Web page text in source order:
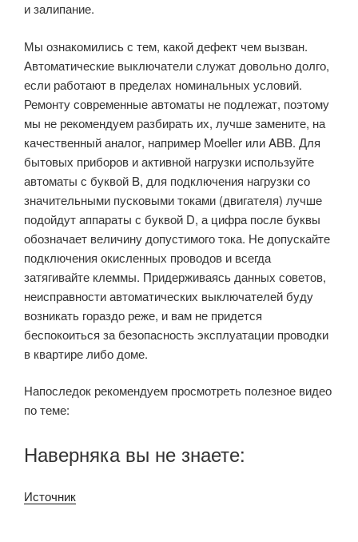
и залипание.
Мы ознакомились с тем, какой дефект чем вызван.
Автоматические выключатели служат довольно долго,
если работают в пределах номинальных условий.
Ремонту современные автоматы не подлежат, поэтому
мы не рекомендуем разбирать их, лучше замените, на
качественный аналог, например Moeller или ABB. Для
бытовых приборов и активной нагрузки используйте
автоматы с буквой B, для подключения нагрузки со
значительными пусковыми токами (двигателя) лучше
подойдут аппараты с буквой D, а цифра после буквы
обозначает величину допустимого тока. Не допускайте
подключения окисленных проводов и всегда
затягивайте клеммы. Придерживаясь данных советов,
неисправности автоматических выключателей буду
возникать гораздо реже, и вам не придется
беспокоиться за безопасность эксплуатации проводки
в квартире либо доме.
Напоследок рекомендуем просмотреть полезное видео
по теме:
Наверняка вы не знаете:
Источник